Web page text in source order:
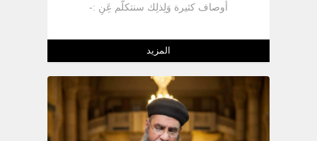
أوصاف كثيرة وَلِذلِك سنتكلّم عَِنِ :-
المزيد